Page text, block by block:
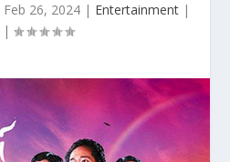
Feb 26, 2024| Entertainment|
|